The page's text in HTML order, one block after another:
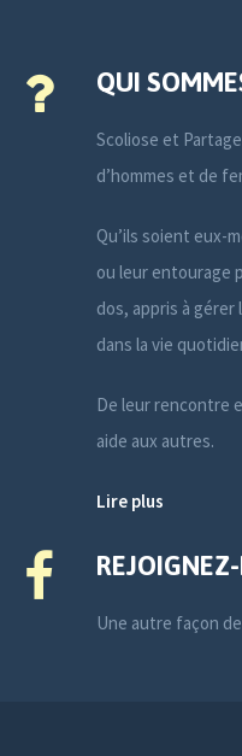
QUI
Scoliose et
d’hommes et de
Qu’ils soient eux-
ou leur entourage
dos, appris à
dans la vie
De leur rencontre
aide aux autres.
Lire plus
Une autre façon